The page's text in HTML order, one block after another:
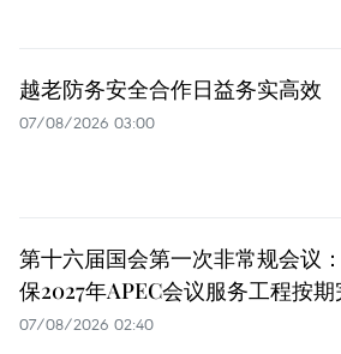
越老防务安全合作日益务实高效
07/08/2026 03:00
第十六届国会第一次非常规会议
保2027年APEC会议服务工程按期
07/08/2026 02:40